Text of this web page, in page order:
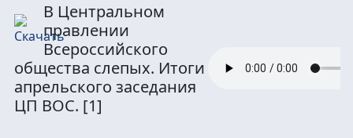
В Центральном
правлении
Всероссийского
общества слепых. Итоги
апрельского заседания
ЦП ВОС. [1]